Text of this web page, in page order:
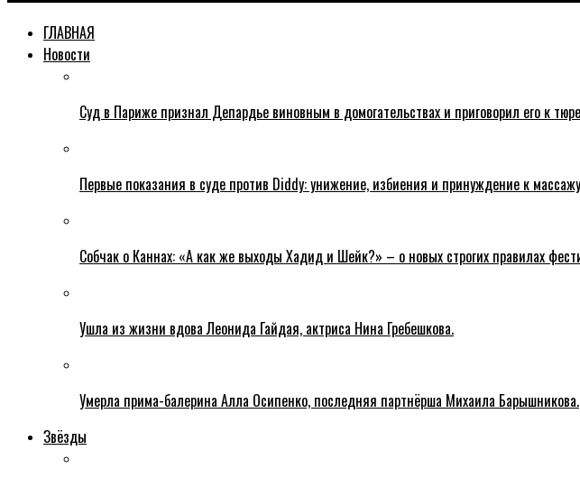
ГЛАВНАЯ
Новости
Суд в Париже признал Депардье виновным в домогательствах и приговорил его к
Первые показания в суде против Diddy: унижение, избиения и принуждение к
Собчак о Каннах: «А как же выходы Хадид и Шейк?» – о новых строгих правилах
Ушла из жизни вдова Леонида Гайдая, актриса Нина Гребешкова.
Умерла прима-балерина Алла Осипенко, последняя партнёрша Михаила Барышникова.
Звёзды